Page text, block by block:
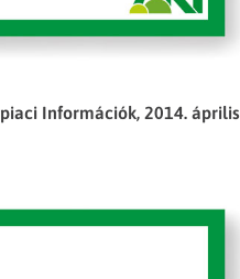
Információk, 2014. április